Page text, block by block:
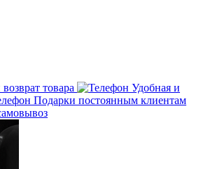
товара
Удобная и
Подарки постоянным клиентам